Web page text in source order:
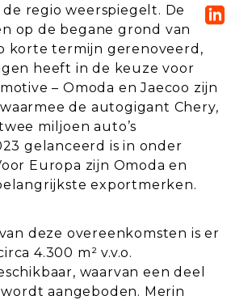
regio weerspiegelt. De
op de begane grond van
korte termijn gerenoveerd,
heeft in de keuze voor
– Omoda en Jaecoo zijn
de autogigant Chery,
miljoen auto’s
gelanceerd is in onder
Europa zijn Omoda en
exportmerken.
deze overeenkomsten is er
4.300 m² v.v.o.
waarvan een deel
aangeboden. Merin